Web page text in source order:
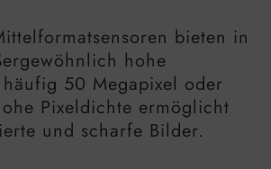
bieten in
hohe
50 Megapixel oder
Pixeldichte ermöglicht
und scharfe Bilder.